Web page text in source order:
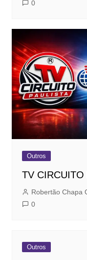
0
Outros
TV CIRCUITO
Robertão Chapa
0
Outros